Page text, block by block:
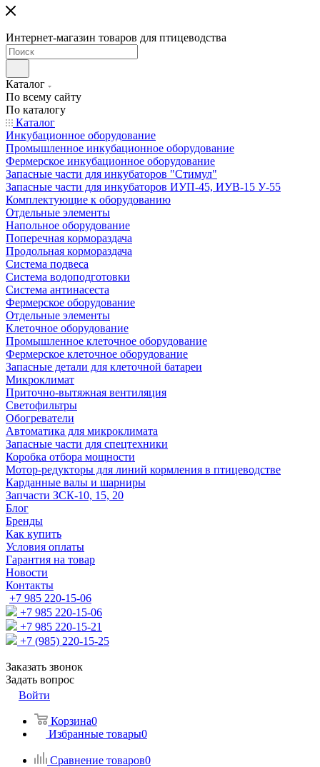
Интернет-магазин товаров для птицеводства
Каталог
По всему сайту
По каталогу
Каталог
Инкубационное оборудование
Промышленное инкубационное оборудование
Фермерское инкубационное оборудование
Запасные части для инкубаторов "Стимул"
Запасные части для инкубаторов ИУП-45, ИУВ-15 У-55
Комплектующие к оборудованию
Отдельные элементы
Напольное оборудование
Поперечная кормораздача
Продольная кормораздача
Система подвеса
Система водоподготовки
Система антинасеста
Фермерское оборудование
Отдельные элементы
Клеточное оборудование
Промышленное клеточное оборудование
Фермерское клеточное оборудование
Запасные детали для клеточной батареи
Микроклимат
Приточно-вытяжная вентиляция
Светофильтры
Обогреватели
Автоматика для микроклимата
Запасные части для спецтехники
Коробка отбора мощности
Мотор-редукторы для линий кормления в птицеводстве
Карданные валы и шарниры
Запчасти ЗСК-10, 15, 20
Блог
Бренды
Как купить
Условия оплаты
Гарантия на товар
Новости
Контакты
+7 985 220-15-06
+7 985 220-15-06
+7 985 220-15-21
+7 (985) 220-15-25
Заказать звонок
Задать вопрос
Войти
Корзина0
Избранные товары0
Сравнение товаров0